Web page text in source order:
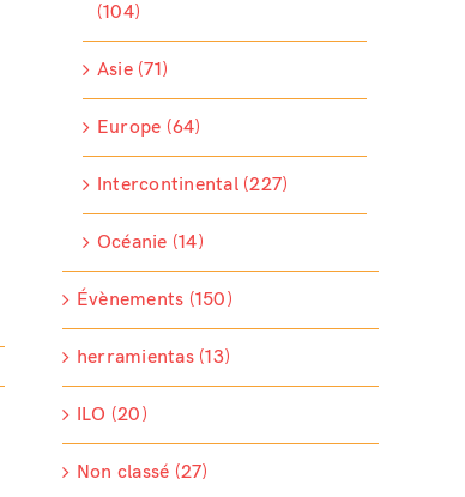
(104)
Asie (71)
Europe (64)
Intercontinental (227)
Océanie (14)
Évènements (150)
herramientas (13)
ILO (20)
Non classé (27)